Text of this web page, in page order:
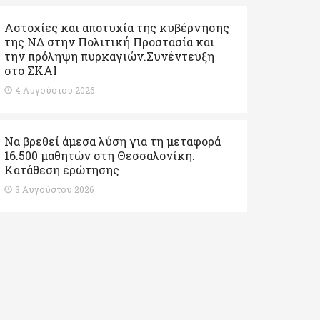
Αστοχίες και αποτυχία της κυβέρνησης
της ΝΔ στην Πολιτική Προστασία και
την πρόληψη πυρκαγιών.Συνέντευξη
στο ΣΚΑΙ
4 Αυγούστου 2026
Να βρεθεί άμεσα λύση για τη μεταφορά
16.500 μαθητών στη Θεσσαλονίκη.
Κατάθεση ερώτησης
3 Αυγούστου 2026